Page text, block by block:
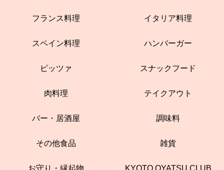
フランス料理 イタリア料理
スペイン料理 ハンバーガー
ピッツァ スナックフード
肉料理 テイクアウト
バー・居酒屋 調味料
その他食品 雑貨
お守り・縁起物 KYOTO OYATSU CLUB